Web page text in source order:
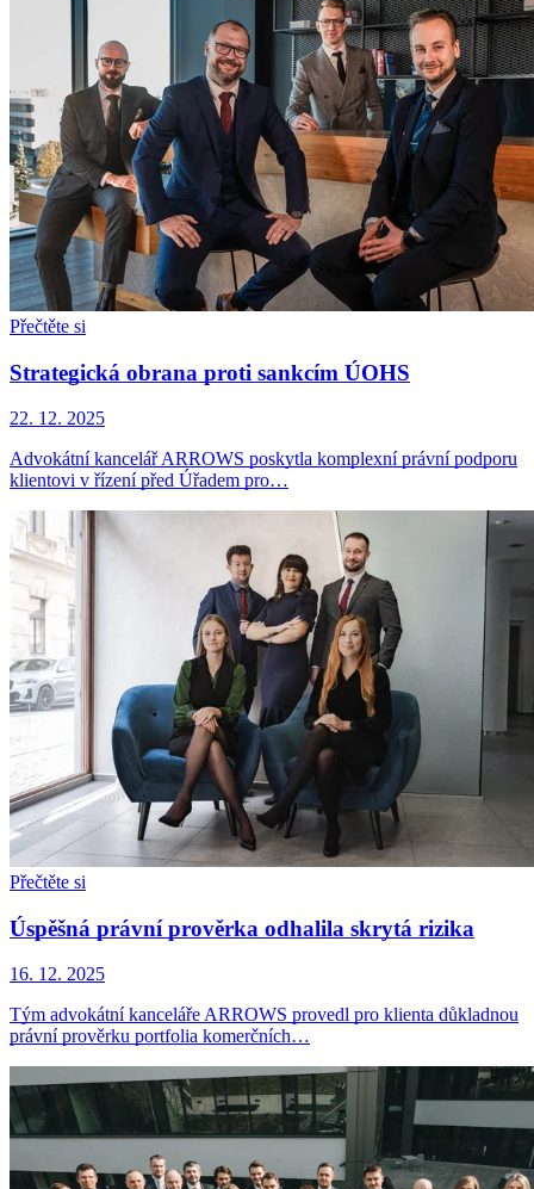
Přečtěte si
Strategická obrana proti sankcím ÚOHS
22. 12. 2025
Advokátní kancelář ARROWS poskytla komplexní právní podporu
klientovi v řízení před Úřadem pro…
Přečtěte si
Úspěšná právní prověrka odhalila skrytá rizika
16. 12. 2025
Tým advokátní kanceláře ARROWS provedl pro klienta důkladnou
právní prověrku portfolia komerčních…